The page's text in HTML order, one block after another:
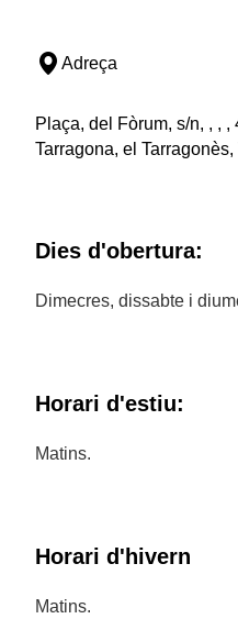
Adreça
Plaça, del Fòrum, s/n, , , ,
Tarragona, el Tarragonès,
Dies d'obertura:
Dimecres, dissabte i
Horari d'estiu:
Matins.
Horari d'hivern
Matins.